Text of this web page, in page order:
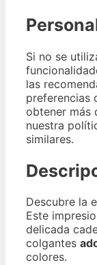
Si no se
las
preferencias
obtener más
nuestra
similares.
Descubre la
Este
delicada
colgantes
colores.